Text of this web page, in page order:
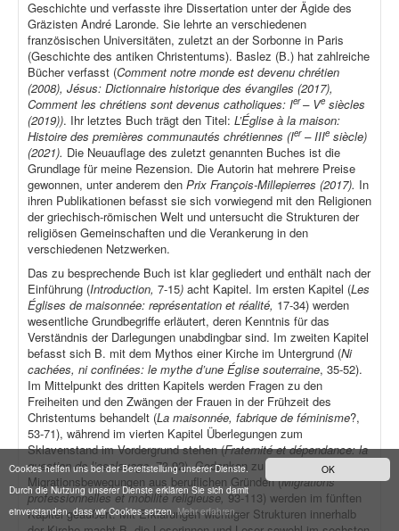
OK
Cookies helfen uns bei der Bereitstellung unserer Dienste.
Durch die Nutzung unserer Dienste erklären Sie sich damit
einverstanden, dass wir Cookies setzen.Mehr erfahren...
Geschichte und verfasste ihre Dissertation unter der Ägide des
Gräzisten André Laronde. Sie lehrte an verschiedenen
französischen Universitäten, zuletzt an der Sorbonne in Paris
(Geschichte des antiken Christentums). Baslez (B.) hat zahlreiche
Bücher verfasst (Comment notre monde est devenu chrétien
(2008), Jésus: Dictionnaire historique des évangiles (2017),
Comment les chrétiens sont devenus catholiques: Ier– Ve siècles
(2019)). Ihr letztes Buch trägt den Titel: L’Église à la maison:
Histoire des premières communautés chrétiennes (Ier– IIIe siècle)
(2021). Die Neuauflage des zuletzt genannten Buches ist die
Grundlage für meine Rezension. Die Autorin hat mehrere Preise
gewonnen, unter anderem den Prix François-Millepierres (2017). In
ihren Publikationen befasst sie sich vorwiegend mit den Religionen
der griechisch-römischen Welt und untersucht die Strukturen der
religiösen Gemeinschaften und die Verankerung in den
verschiedenen Netzwerken.
Das zu besprechende Buch ist klar gegliedert und enthält nach der
Einführung (Introduction, 7-15) acht Kapitel. Im ersten Kapitel (Les
Églises de maisonnée: représentation et réalité, 17-34) werden
wesentliche Grundbegriffe erläutert, deren Kenntnis für das
Verständnis der Darlegungen unabdingbar sind. Im zweiten Kapitel
befasst sich B. mit dem Mythos einer Kirche im Untergrund (Ni
cachées, ni confinées: le mythe d’une Église souterraine, 35-52).
Im Mittelpunkt des dritten Kapitels werden Fragen zu den
Freiheiten und den Zwängen der Frauen in der Frühzeit des
Christentums behandelt (La maisonnée, fabrique de féminisme?,
53-71), während im vierten Kapitel Überlegungen zum
Sklavenstand im Vordergrund stehen (Fraternité et dépendance: la
question de l’esclavage, 73-92). Gedanken zu
Migrationsbewegungen aus beruflichen Gründen (Migrations
professionnelles et mobilité religieuse,93-113) werden im fünften
Kapitel geäußert. Mit Erklärungen wichtiger Strukturen innerhalb